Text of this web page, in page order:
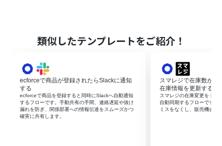
防ぎます
はじめに、お使いのGoogleフォームとecforceのアカウ
ントをYoomと連携します
次に、トリガーでGoogleフォームを選択し、「フォーム
に回答が送信されたら」というアクションを設定します
次に、オペレーションでAI機能を選択し、「データの変
換」アクションでecforceに登録したい形式にデータを整
類似したテンプレートをご紹介！
ecforceで商品が登録されたらSlackに通知
する
ecforceで商品を登録すると同時にSlackへ自動通知
するフローです。手動共有の手間、連絡遅延や抜け
漏れを防ぎ、関係部署への情報伝達をスムーズかつ
確実に共有します。
スマレジで在庫数が変
在庫情報を更新する
スマレジの在庫変更をトリ
自動同期するフローです。
ミスをなくし、販売機会の